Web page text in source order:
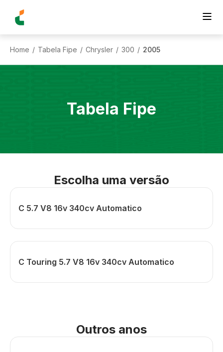
Home / Tabela Fipe / Chrysler / 300 / 2005
Tabela Fipe
Escolha uma versão
C 5.7 V8 16v 340cv Automatico
C Touring 5.7 V8 16v 340cv Automatico
Outros anos